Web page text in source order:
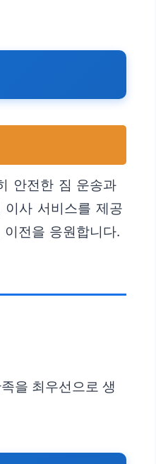
안전한 짐 운송과
사 서비스를 제공
전을 응원합니다.
을 최우선으로 생